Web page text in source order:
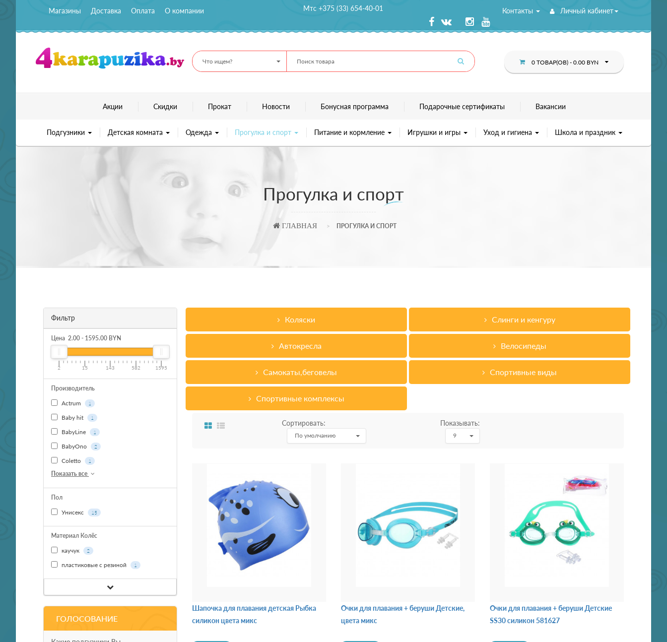
Магазины Доставка Оплата О компании Мтс +375 (33) 654-40-01 Контакты Личный кабинет
Что ищем? 0 ТОВАР(ОВ) - 0.00 BYN
Акции Скидки Прокат Новости Бонусная программа Подарочные сертификаты Вакансии
Подгузники Детская комната Одежда Прогулка и спорт Питание и кормление Игрушки и игры Уход и гигиена Школа и праздник
Прогулка и спорт
ГЛАВНАЯ ПРОГУЛКА И СПОРТ
Фильтр
Цена 2.00 - 1595.00 BYN
2 15 143 582 1595
Производитель
Actrum
1
Baby hit 1
BabyLine 1
BabyOno 2
Coletto 1
Показать все
Пол
Унисекс
15
Материал Колёс
каучук
2
пластиковые с резиной 1
ГОЛОСОВАНИЕ
Коляски Слинги и кенгуру
Автокресла Велосипеды
Самокаты,беговелы Спортивные виды
Спортивные комплексы
Сортировать:
По умолчанию
Показывать:
9
Шапочка для плавания детская Рыбка
силикон цвета микс
Очки для плавания + беруши Детские,
цвета микс
Очки для плавания + беруши Детские
SS30 силикон 581627